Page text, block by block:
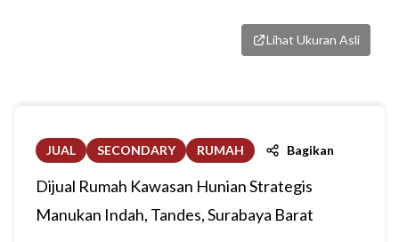
Lihat Ukuran Asli
JUAL SECONDARY RUMAH Bagikan
Dijual Rumah Kawasan Hunian Strategis
Manukan Indah, Tandes, Surabaya Barat